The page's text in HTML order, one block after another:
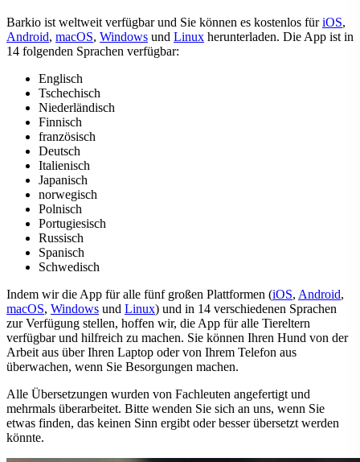
Barkio ist weltweit verfügbar und Sie können es kostenlos füriOS,
Android, macOS, Windows und Linux herunterladen. Die App ist in
14 folgenden Sprachen verfügbar:
Englisch
Tschechisch
Niederländisch
Finnisch
französisch
Deutsch
Italienisch
Japanisch
norwegisch
Polnisch
Portugiesisch
Russisch
Spanisch
Schwedisch
Indem wir die App für alle fünf großen Plattformen (iOS, Android,
macOS, Windows und Linux) und in 14 verschiedenen Sprachen
zur Verfügung stellen, hoffen wir, die App für alle Tiereltern
verfügbar und hilfreich zu machen. Sie können Ihren Hund von der
Arbeit aus über Ihren Laptop oder von Ihrem Telefon aus
überwachen, wenn Sie Besorgungen machen.
Alle Übersetzungen wurden von Fachleuten angefertigt und
mehrmals überarbeitet. Bitte wenden Sie sich an uns, wenn Sie
etwas finden, das keinen Sinn ergibt oder besser übersetzt werden
könnte.